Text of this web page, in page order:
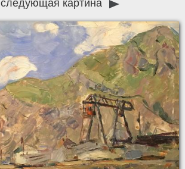
следующая картина